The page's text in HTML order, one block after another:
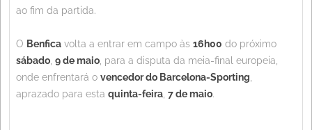
ao fim da partida.
O Benfica volta a entrar em campo às 16h00 do próximo
sábado 9 de maio , para a disputa da meia-final europeia,
onde enfrentará o vencedor do Barcelona-Sporting
aprazado para esta quinta-feira 7 de maio.